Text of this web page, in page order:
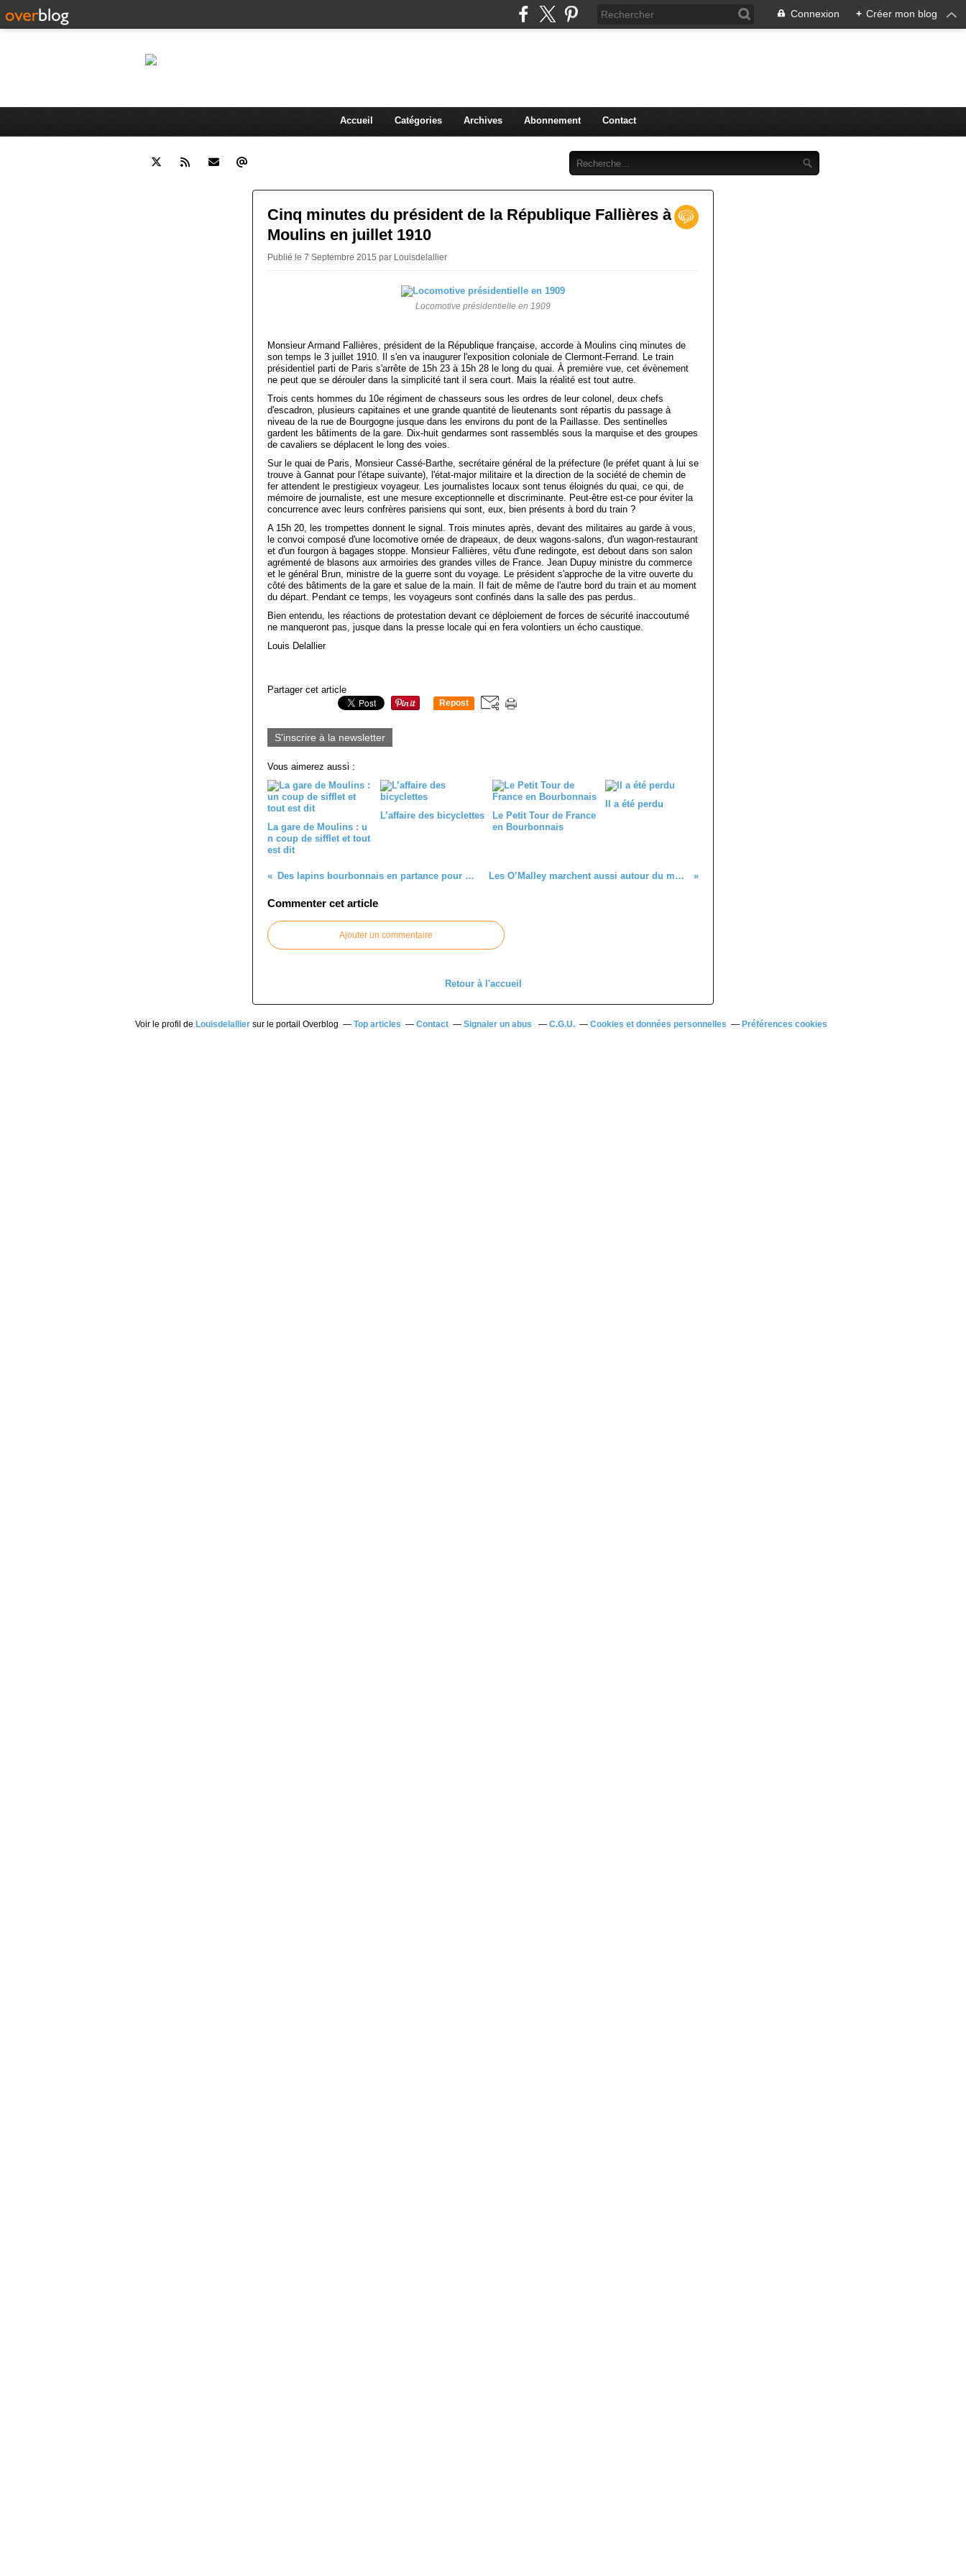
Connexion + Créer mon blog
Accueil Catégories Archives Abonnement Contact
Cinq minutes du président de la République Fallières à
Moulins en juillet 1910
Publié le 7 Septembre 2015 par Louisdelallier
Locomotive présidentielle en 1909
Monsieur Armand Fallières, président de la République française, accorde à Moulins cinq minutes de
son temps le 3 juillet 1910. Il s'en va inaugurer l'exposition coloniale de Clermont-Ferrand. Le train
présidentiel parti de Paris s'arrête de 15h 23 à 15h 28 le long du quai. À première vue, cet évènement
ne peut que se dérouler dans la simplicité tant il sera court. Mais la réalité est tout autre.
Trois cents hommes du 10e régiment de chasseurs sous les ordres de leur colonel, deux chefs
d'escadron, plusieurs capitaines et une grande quantité de lieutenants sont répartis du passage à
niveau de la rue de Bourgogne jusque dans les environs du pont de la Paillasse. Des sentinelles
gardent les bâtiments de la gare. Dix-huit gendarmes sont rassemblés sous la marquise et des groupes
de cavaliers se déplacent le long des voies.
Sur le quai de Paris, Monsieur Cassé-Barthe, secrétaire général de la préfecture (le préfet quant à lui se
trouve à Gannat pour l'étape suivante), l'état-major militaire et la direction de la société de chemin de
fer attendent le prestigieux voyageur. Les journalistes locaux sont tenus éloignés du quai, ce qui, de
mémoire de journaliste, est une mesure exceptionnelle et discriminante. Peut-être est-ce pour éviter la
concurrence avec leurs confrères parisiens qui sont, eux, bien présents à bord du train ?
A 15h 20, les trompettes donnent le signal. Trois minutes après, devant des militaires au garde à vous,
le convoi composé d'une locomotive ornée de drapeaux, de deux wagons-salons, d'un wagon-restaurant
et d'un fourgon à bagages stoppe. Monsieur Fallières, vêtu d'une redingote, est debout dans son salon
agrémenté de blasons aux armoiries des grandes villes de France. Jean Dupuy ministre du commerce
et le général Brun, ministre de la guerre sont du voyage. Le président s'approche de la vitre ouverte du
côté des bâtiments de la gare et salue de la main. Il fait de même de l'autre bord du train et au moment
du départ. Pendant ce temps, les voyageurs sont confinés dans la salle des pas perdus.
Bien entendu, les réactions de protestation devant ce déploiement de forces de sécurité inaccoutumé
ne manqueront pas, jusque dans la presse locale qui en fera volontiers un écho caustique.
Louis Delallier
Partager cet article
Repost
S'inscrire à la newsletter
Vous aimerez aussi :
La gare de Moulins : u
n coup de sifflet et tout
est dit
L’affaire des bicyclettes
Le Petit Tour de France
en Bourbonnais
Il a été perdu
Des lapins bourbonnais en partance pour Paris Les O’Malley marchent aussi autour du monde
Commenter cet article
Ajouter un commentaire
Retour à l'accueil
Voir le profil de Louisdelalliersur le portail Overblog Top articles Contact Signaler un abus C.G.U. Cookies et données personnelles Préférences cookies